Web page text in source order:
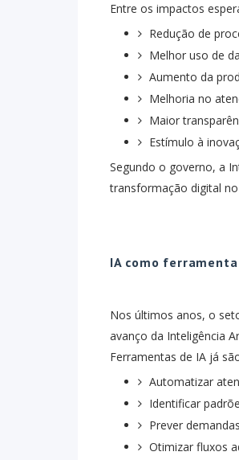
Entre os impactos
Redução de
Melhor uso de
Aumento da
Melhoria no
Maior
Estímulo à
Segundo o governo, a
transformação digital no
IA como
Nos últimos anos, o
avanço da Inteligência
Ferramentas de IA já
Automatizar
Identificar
Prever
Otimizar fluxos